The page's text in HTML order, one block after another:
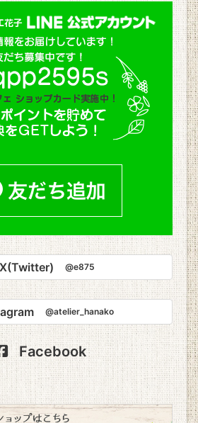
X(Twitter) @e875
@atelier_hanako
Facebook